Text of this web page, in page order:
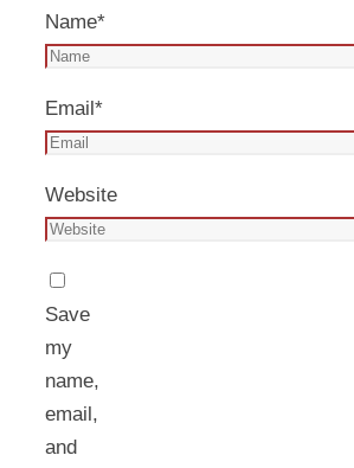
Name*
Email *
Website
Save
my
name,
email,
and